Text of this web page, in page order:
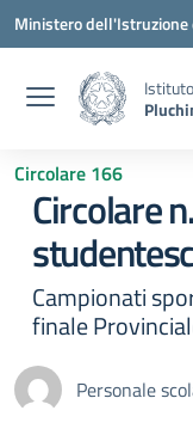
Vai ai contenuti
Vai al menu di navigazione
Vai al footer
Ministero dell'Istruzione
Circolare 166
Circolare
Campionati
finale
Personale